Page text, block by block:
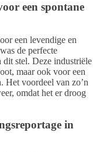
een spontane
een levendige en
de perfecte
dit stel. Deze industriële
maar ook voor een
Het voordeel van zo’n
omdat het er droog
in